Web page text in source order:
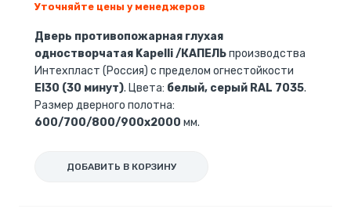
Уточняйте цены у менеджеров
Дверь противопожарная глухая
одностворчатая Kapelli /КАПЕЛЬпроизводства
Интехпласт (Россия) с пределом огнестойкости
EI30 (30 минут). Цвета: белый, серый RAL 7035.
Размер дверного полотна:
600/700/800/900х2000 мм.
ДОБАВИТЬ В КОРЗИНУ